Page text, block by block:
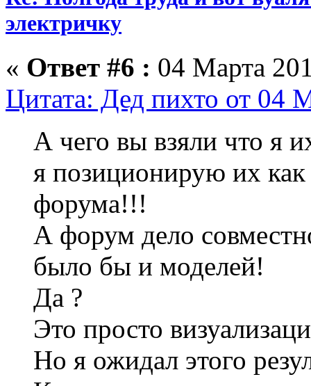
электричку
« Ответ #6 : 04 Марта
Цитата: Дед пихто от 04
А чего вы взяли что я
я позиционирую их
форума!!!
А форум дело
было бы и моделей!
Да ?
Это просто
Но я ожидал этого